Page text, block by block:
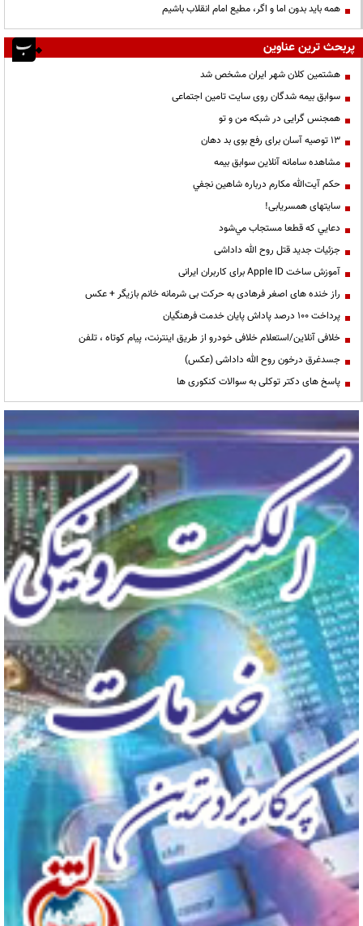
همه باید بدون اما و اگر، مطیع امام انقلاب باشیم
پربحث ترین عناوین
هشتمین کلان شهر ایران مشخص شد
سوابق بیمه شدگان روی سایت تامین اجتماعی
همجنس گرایی در شبکه من و تو
13 توصیه آسان برای رفع بوی بد دهان
مشاهده سامانه آنلاين سوابق بیمه
حكم آيت‌الله مكارم درباره شاهين نجفي
سایتهای همسریابی!
دعايي كه قطعا مستجاب مي‌شود
جزئیات جدید قتل روح الله داداشی
آموزش ساخت Apple ID برای کاربران ایرانی
راز خنده های اصغر فرهادی به حرکت بی شرمانه خانم بازیگر + عکس
پرداخت ۱۰۰ درصد پاداش پایان خدمت فرهنگیان
خلافی آنلاین/استعلام خلافی خودرو از طریق اینترنت، پیام کوتاه ، تلفن
جسدغرق درخون روح الله داداشی (عکس)
پاسخ های دکتر توکلی به سوالات کنکوری ها